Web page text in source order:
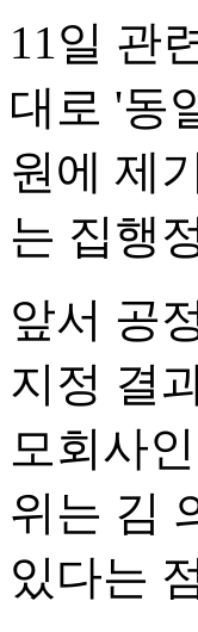
11일 관
대로 '동
원에 제
는 집행
앞서 공
지정 결
모회사
위는 김
있다는